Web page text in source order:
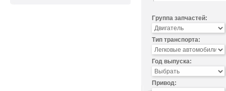
Группа запчастей:
Тип транспорта:
Год выпуска:
Привод: